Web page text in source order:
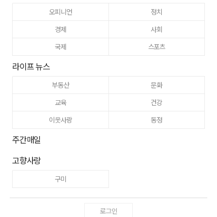
오피니언
정치
경제
사회
국제
스포츠
라이프 뉴스
부동산
문화
교육
건강
이웃사랑
동정
주간매일
고향사랑
구미
로그인